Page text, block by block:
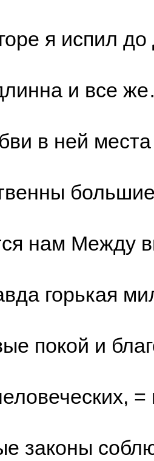
я испил до
и все
в ней
нам Между
горькая
покой и
=
законы